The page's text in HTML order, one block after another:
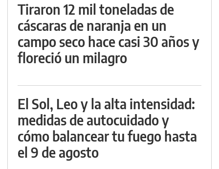
Tiraron 12 mil toneladas de
cáscaras de naranja en un
campo seco hace casi 30 años y
floreció un milagro
El Sol, Leo y la alta intensidad:
medidas de autocuidado y
cómo balancear tu fuego hasta
el 9 de agosto